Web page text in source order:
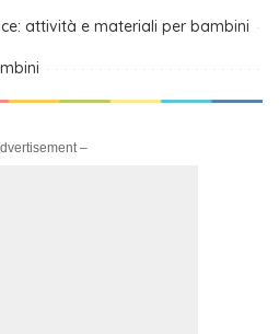
attività e materiali per bambini
–